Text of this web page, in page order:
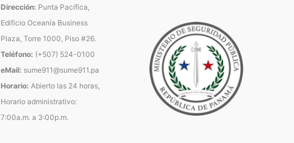
Dirección: Punta Pacífica,
Edificio Oceanía Business
Plaza, Torre 1000, Piso #26.
Teléfono: (+507) 524-0100
eMail: sume911@sume911.pa
Horario: Abierto las 24 horas,
Horario administrativo:
7:00a.m. a 3:00p.m.